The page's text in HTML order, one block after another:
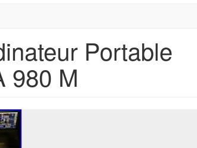
Portable
980 M